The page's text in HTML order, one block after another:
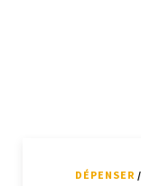
DÉPENSER /